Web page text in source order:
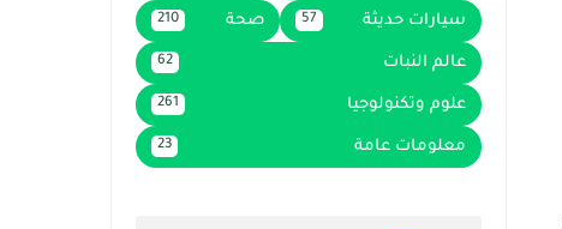
سيارات حديثة 57 صحة 210
عالم النبات 62
علوم وتكنولوجيا 261
معلومات عامة 23